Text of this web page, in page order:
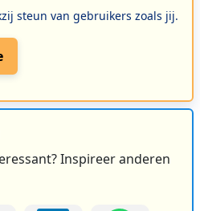
steun van gebruikers zoals jij.
Inspireer anderen